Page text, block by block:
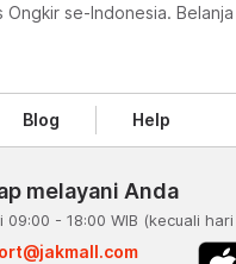
se-Indonesia.
Blog Help
melayani Anda
09:00 - 18:00 WIB (kecuali